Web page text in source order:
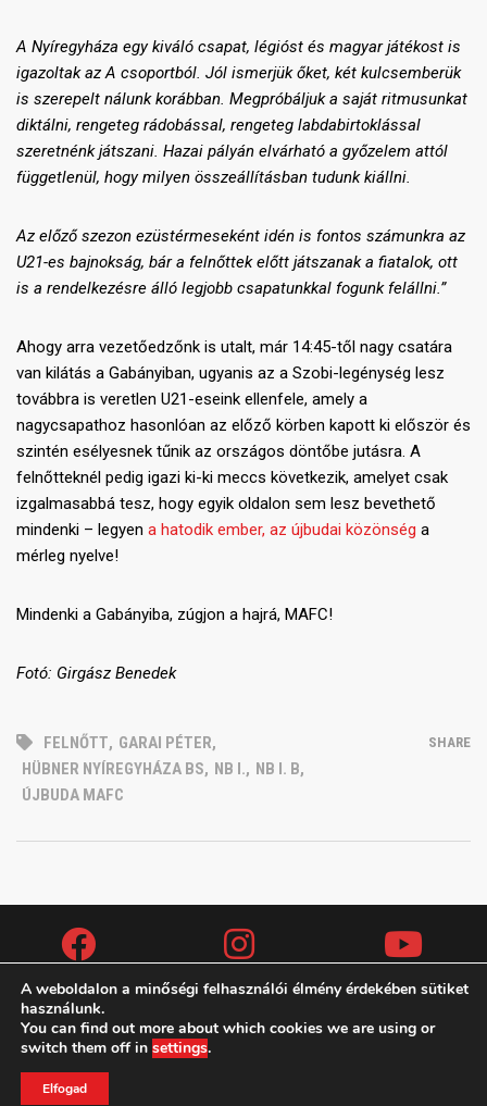
A Nyíregyháza egy kiváló csapat, légióst és magyar játékost is
igazoltak az A csoportból. Jól ismerjük őket, két kulcsemberük
is szerepelt nálunk korábban. Megpróbáljuk a saját ritmusunkat
diktálni, rengeteg rádobással, rengeteg labdabirtoklással
szeretnénk játszani. Hazai pályán elvárható a győzelem attól
függetlenül, hogy milyen összeállításban tudunk kiállni.
Az előző szezon ezüstérmeseként idén is fontos számunkra az
U21-es bajnokság, bár a felnőttek előtt játszanak a fiatalok, ott
is a rendelkezésre álló legjobb csapatunkkal fogunk felállni.”
Ahogy arra vezetőedzőnk is utalt, már 14:45-től nagy csatára
van kilátás a Gabányiban, ugyanis az a Szobi-legénység lesz
továbbra is veretlen U21-eseink ellenfele, amely a
nagycsapathoz hasonlóan az előző körben kapott ki először és
szintén esélyesnek tűnik az országos döntőbe jutásra. A
felnőtteknél pedig igazi ki-ki meccs következik, amelyet csak
izgalmasabbá tesz, hogy egyik oldalon sem lesz bevethető
mindenki – legyen a hatodik ember, az újbudai közönség a
mérleg nyelve!
Mindenki a Gabányiba, zúgjon a hajrá, MAFC!
Fotó: Girgász Benedek
FELNŐTT, GARAI PÉTER,
HÜBNER NYÍREGYHÁZA BS, NB I., NB I. B,
ÚJBUDA MAFC
SHARE
Copyright (c) 2019 MAFC
ADATVÉDELMI IRÁNYELVEK
A weboldalon a minőségi felhasználói élmény érdekében sütiket
használunk.
You can find out more about which cookies we are using or
switch them off in settings.
Elfogad